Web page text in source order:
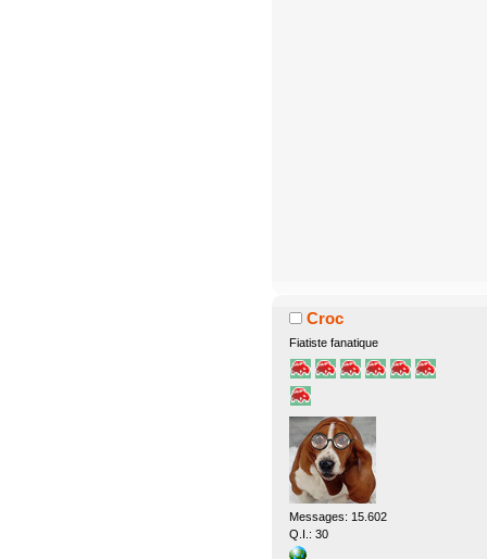
Croc
Fiatiste fanatique
Messages: 15.602
Q.I.: 30